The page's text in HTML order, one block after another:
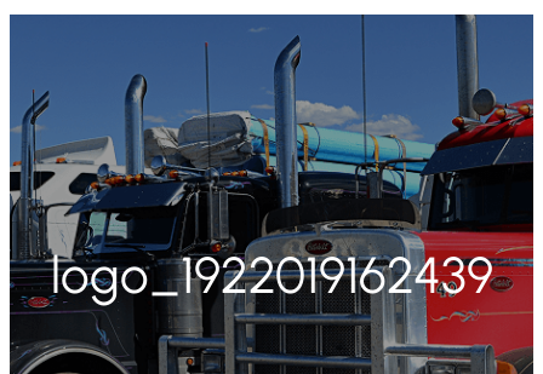
logo_1922019162439